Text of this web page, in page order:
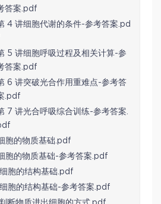
答案.pdf
4 讲细胞代谢的条件-参考答案.pd
5 讲细胞呼吸过程及相关计算-参
答案.pdf
6 讲突破光合作用重难点-参考答
.pdf
7 讲光合呼吸综合训练-参考答案.
胞的物质基础.pdf
胞的物质基础-参考答案.pdf
胞的结构基础.pdf
胞的结构基础-参考答案.pdf